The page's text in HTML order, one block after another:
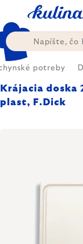
obsah
potreby
Krájacia doska
plast, F.Dick